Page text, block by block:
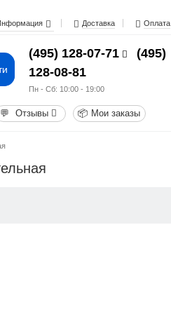
Доставка Оплата
(495) 128-07-71
(495)
128-08-81
Пн - Cб: 10:00 - 19:00
💬 Отзывы 📦 Мои заказы